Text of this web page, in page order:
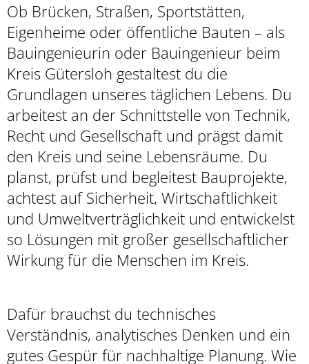
Ob Brücken, Straßen, Sportstätten,
Eigenheime oder öffentliche Bauten – als
Bauingenieurin oder Bauingenieur beim
Kreis Gütersloh gestaltest du die
Grundlagen unseres täglichen Lebens. Du
arbeitest an der Schnittstelle von Technik,
Recht und Gesellschaft und prägst damit
den Kreis und seine Lebensräume. Du
planst, prüfst und begleitest Bauprojekte,
achtest auf Sicherheit, Wirtschaftlichkeit
und Umweltverträglichkeit und entwickelst
so Lösungen mit großer gesellschaftlicher
Wirkung für die Menschen im Kreis.
Dafür brauchst du technisches
Verständnis, analytisches Denken und ein
gutes Gespür für nachhaltige Planung. Wie